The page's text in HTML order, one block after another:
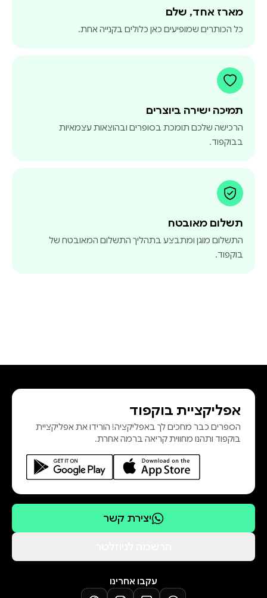
מארז אחד, שלם
כל הכותרים שמופיעים כאן כלולים בקנייה אחת.
תמיכה ישירה ביוצרים
הרכישה שלכם תומכת בסופרים ובהוצאות עצמאיות
בבוקפוד.
תשלום מאובטח
התשלום מוגן ומתבצע בתהליך התשלום המאובטח של
בוקפוד.
אפליקציית בוקפוד
הספרים כבר מחכים לך באפליקציה! הורידו את אפליקציית
בוקפוד ותהנו מחווית קריאה ברמה אחרת.
יצירת קשר
עקבו אחרינו